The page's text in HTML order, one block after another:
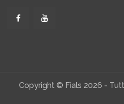
Copyright © Fials 2026 -